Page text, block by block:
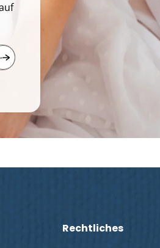
Rechtliches